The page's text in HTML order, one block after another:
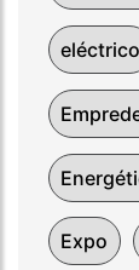
eléctrico
Expo